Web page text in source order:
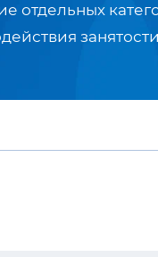
отдельных